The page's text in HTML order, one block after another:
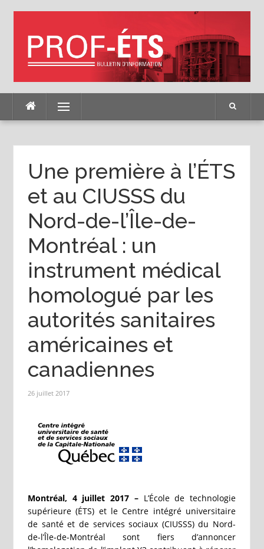
Menu
Une première à l’ÉTS
et au CIUSSS du
Nord-de-l’Île-de-
Montréal : un
instrument médical
homologué par les
autorités sanitaires
américaines et
canadiennes
26 juillet 2017
Montréal, 4 juillet 2017 –L’École de technologie
supérieure (ÉTS) et le Centre intégré universitaire
de santé et de services sociaux (CIUSSS) du Nord-
de-l’Île-de-Montréal sont fiers d’annoncer